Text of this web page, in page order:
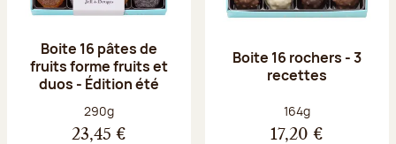
Boite 16 pâtes de
fruits forme fruits et
duos - Édition été
Poids net :
290g
23,45 €
Boite 16 rochers - 3
recettes
Poids net :
164g
17,20 €